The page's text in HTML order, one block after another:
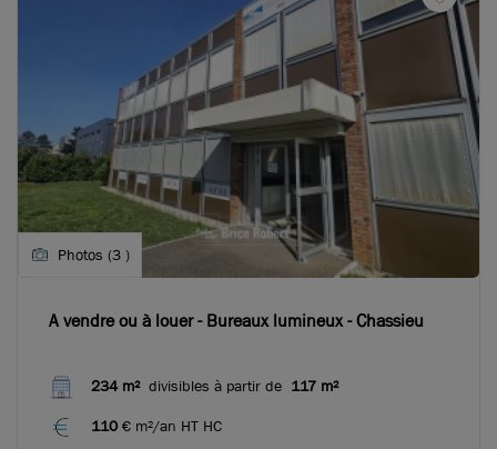
Photos (3 )
A vendre ou à louer - Bureaux lumineux - Chassieu
234 m²divisibles à partir de 117 m²
110 € m²/an HT HC